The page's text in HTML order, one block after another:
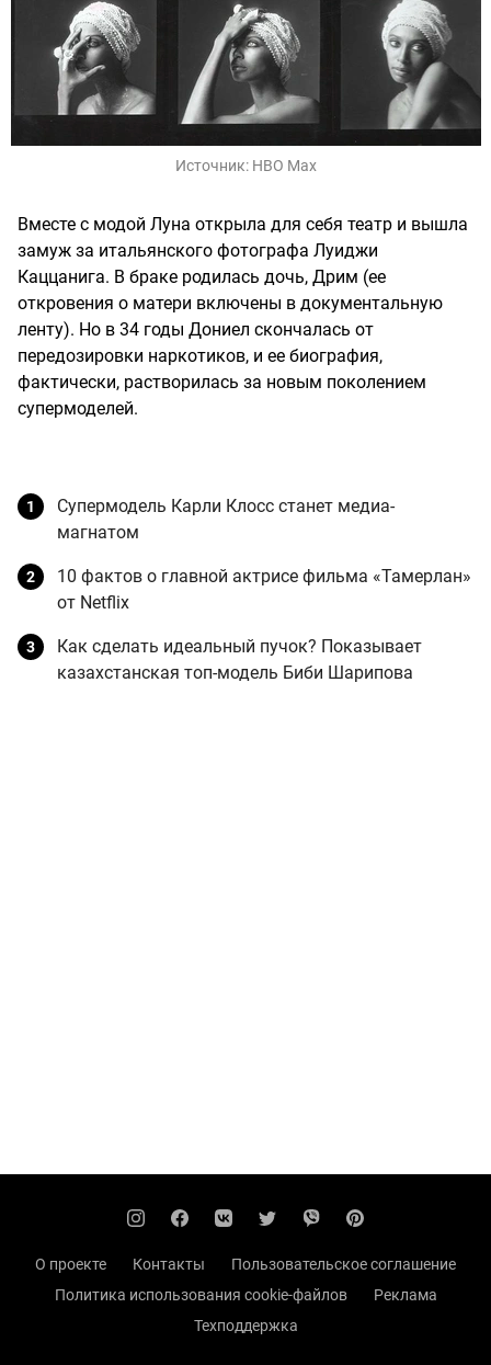
Источник: HBO Max
Вместе с модой Луна открыла для себя театр и вышла
замуж за итальянского фотографа Луиджи
Каццанига. В браке родилась дочь, Дрим (ее
откровения о матери включены в документальную
ленту). Но в 34 годы Дониел скончалась от
передозировки наркотиков, и ее биография,
фактически, растворилась за новым поколением
супермоделей.
Супермодель Карли Клосс станет медиа-
магнатом
10 фактов о главной актрисе фильма «Тамерлан»
от Netflix
Как сделать идеальный пучок? Показывает
казахстанская топ-модель Биби Шарипова
О проекте Контакты
Пользовательское соглашение
Политика использования cookie-файлов
Реклама
Техподдержка